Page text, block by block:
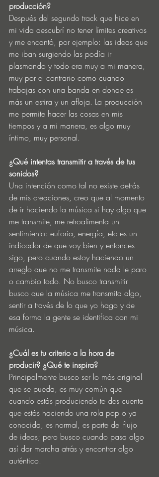
producción?
Después del segundo track que hice en
mi vida descubrí no tener límites creativos
y me encantó, por ejemplo: las ideas que
me iban surgiendo las podía ir
plasmando y todo era muy a mi manera,
muy por el contrario como cuando
trabajas con una banda en donde es
más un estira y un afloja. La producción
me permite hacer las cosas en mis
tiempos y a mi manera, es algo muy
íntimo, muy personal.
¿Qué intentas transmitir a través de tus
sonidos?
Una intención como tal no existe detrás
de mis creaciones, creo que al momento
de ir haciendo la música si hay algo que
me transmite, me retroalimenta un
sentimiento: euforia, energía, etc es un
indicador de que voy bien y entonces
sigo, pero cuando estoy haciendo un
arreglo que no me transmite nada le paro
o cambio todo. No busco transmitir
busco que la música me transmita algo,
sentir a través de lo que yo hago y de
esa forma la gente se identifica con mi
música.
¿Cuál es tu criterio a la hora de
producir? ¿Qué te inspira?
Principalmente busco ser lo más original
que se pueda, es muy común que
cuando estás produciendo te des cuenta
que estás haciendo una rola pop o ya
conocida, es normal, es parte del flujo
de ideas; pero busco cuando pasa algo
así dar marcha atrás y encontrar algo
auténtico.